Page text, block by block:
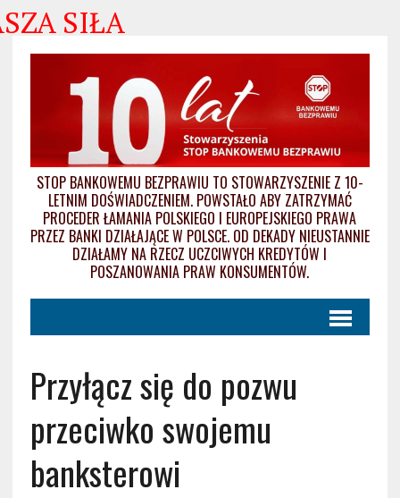
STOP BANKOWEMU BEZPRAWIU TO STOWARZYSZENIE Z 10-
LETNIM DOŚWIADCZENIEM. POWSTAŁO ABY ZATRZYMAĆ
PROCEDER ŁAMANIA POLSKIEGO I EUROPEJSKIEGO PRAWA
PRZEZ BANKI DZIAŁAJĄCE W POLSCE. OD DEKADY NIEUSTANNIE
DZIAŁAMY NA RZECZ UCZCIWYCH KREDYTÓW I
POSZANOWANIA PRAW KONSUMENTÓW.
Przyłącz się do pozwu
przeciwko swojemu
banksterowi